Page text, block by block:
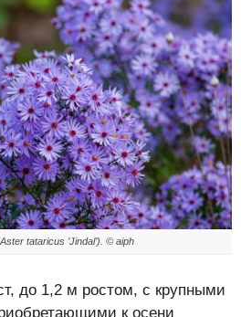
tataricus ’Jindal’). © aiph
до 1,2 м ростом, с крупными
к осени